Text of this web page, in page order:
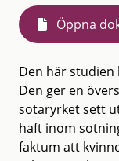
Öppna
Den här
Den ger en
sotaryrket sett
haft inom
faktum att